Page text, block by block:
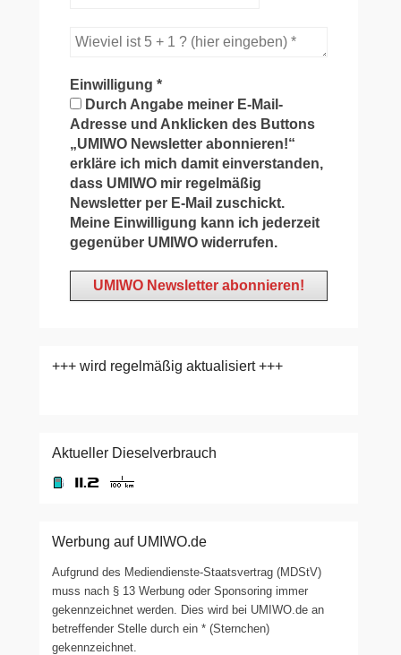
Einwilligung*
Durch Angabe meiner E-Mail-
Adresse und Anklicken des Buttons
„UMIWO Newsletter abonnieren!“
erkläre ich mich damit einverstanden,
dass UMIWO mir regelmäßig
Newsletter per E-Mail zuschickt.
Meine Einwilligung kann ich jederzeit
gegenüber UMIWO widerrufen.
+++ wird regelmäßig aktualisiert +++
Aktueller Dieselverbrauch
Werbung auf UMIWO.de
Aufgrund des Mediendienste-Staatsvertrag (MDStV)
muss nach § 13 Werbung oder Sponsoring immer
gekennzeichnet werden. Dies wird bei UMIWO.de an
betreffender Stelle durch ein * (Sternchen)
gekennzeichnet.